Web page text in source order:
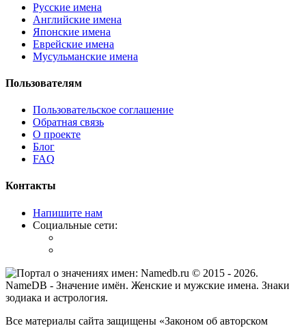
Русские имена
Английские имена
Японские имена
Еврейские имена
Мусульманские имена
Пользователям
Пользовательское соглашение
Обратная связь
О проекте
Блог
FAQ
Контакты
Напишите нам
Социальные сети:
© 2015 - 2026.
NameDB - Значение имён. Женские и мужские имена. Знаки
зодиака и астрология.
Все материалы сайта защищены «Законом об авторском